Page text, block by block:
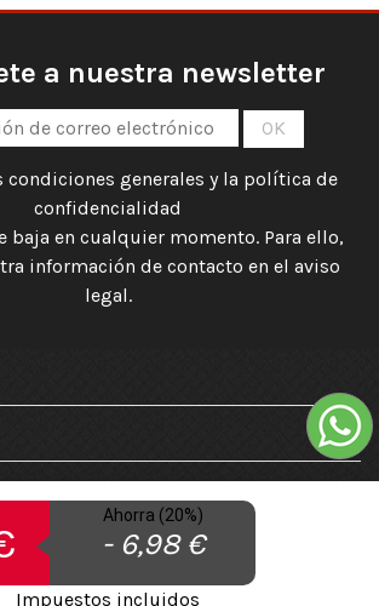
Ahorra (20%)
- 6,98 €
Impuestos incluidos
a nuestra newsletter
condiciones generales y la política de
confidencialidad
baja en cualquier momento. Para ello,
información de contacto en el aviso
legal.